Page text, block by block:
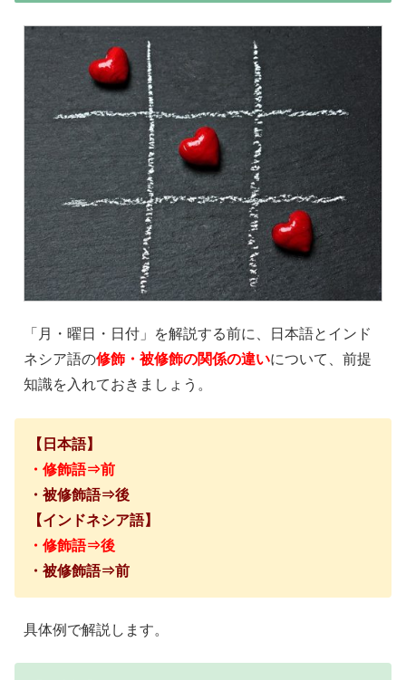
「月・曜日・日付」を解説する前に、日本語とインド
ネシア語の修飾・被修飾の関係の違いについて、前提
知識を入れておきましょう。
【日本語】
・修飾語⇒前
・被修飾語⇒後
【インドネシア語】
・修飾語⇒後
・被修飾語⇒前
具体例で解説します。